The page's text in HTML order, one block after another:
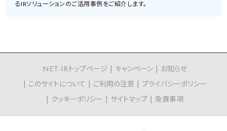
るIRソリューションのご活用事例をご紹介します。
NET-IRトップページ キャンペーン
お知らせ
このサイトについて
ご利用の注意
プライバシーポリシー
クッキーポリシー
サイトマップ 免責事項